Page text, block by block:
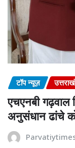
टॉप न्यूज़
एचएनबी गढ़वाल
अनुसंधान ढांचे को